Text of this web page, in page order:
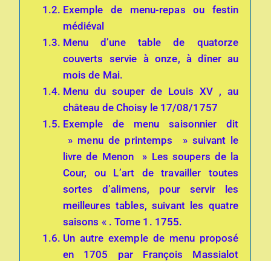
Exemple de menu-repas ou festin
médiéval
Menu d’une table de quatorze
couverts servie à onze, à dîner au
mois de Mai.
Menu du souper de Louis XV , au
château de Choisy le 17/08/1757
Exemple de menu saisonnier dit
» menu de printemps » suivant le
livre de Menon » Les soupers de la
Cour, ou L’art de travailler toutes
sortes d’alimens, pour servir les
meilleures tables, suivant les quatre
saisons « . Tome 1. 1755.
Un autre exemple de menu proposé
en 1705 par François Massialot